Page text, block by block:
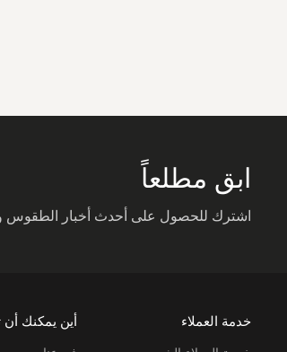
ابق مطلعاً
اشترك للحصول على أحدث أخبار الطقوس
خدمة العملاء أين يمكنك أن